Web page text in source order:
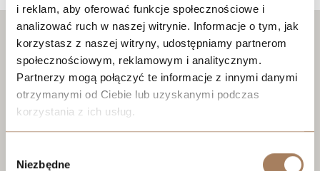
i reklam, aby oferować funkcje społecznościowe i
analizować ruch w naszej witrynie. Informacje o tym, jak
korzystasz z naszej witryny, udostępniamy partnerom
społecznościowym, reklamowym i analitycznym.
Partnerzy mogą połączyć te informacje z innymi danymi
otrzymanymi od Ciebie lub uzyskanymi podczas
korzystania z ich usług.
process your information.
zgody
Niezbędne